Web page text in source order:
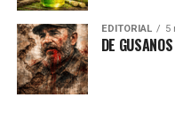
EDITORIAL 5
DE